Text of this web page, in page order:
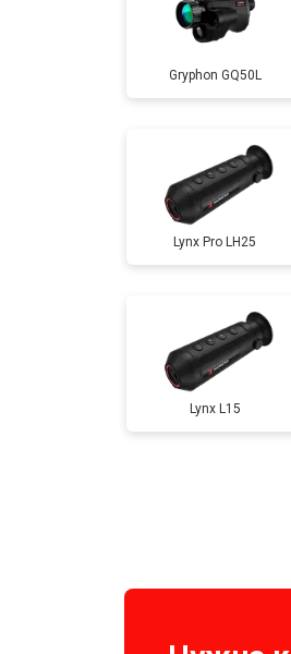
Gryphon GQ50L
Lynx Pro LH25
Lynx L15